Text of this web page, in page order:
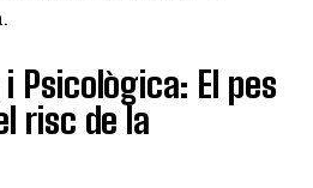
Psicològica: El pes
risc de la